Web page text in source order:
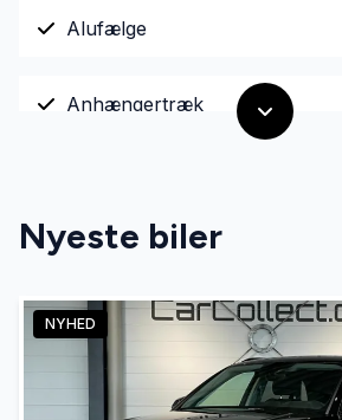
Alufælge
Anhængertræk
Auto nedblændelig bakspejl
Automatgear
Automatisk fjernlys
Nyeste biler
NYHED